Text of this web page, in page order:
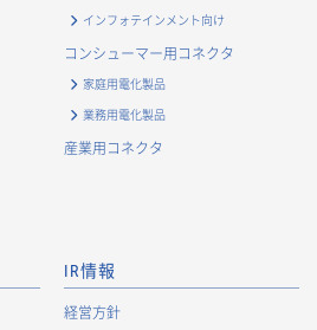
インフォテインメント向け
コンシューマー用コネクタ
家庭用電化製品
業務用電化製品
産業用コネクタ
IR情報
経営方針